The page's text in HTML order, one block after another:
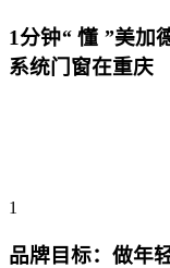
1分钟“ 懂 ”美加
系统门窗在重庆
1
品牌目标：做年